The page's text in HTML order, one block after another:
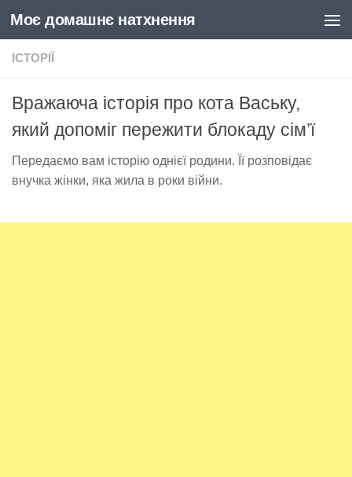
Skip to content
Моє домашнє натхнення
ІСТОРІЇ
Вражаюча історія про кота Ваську,
який допоміг пережити блокаду сім’ї
Передаємо вам історію однієї родини. Її розповідає
внучка жінки, яка жила в роки війни.